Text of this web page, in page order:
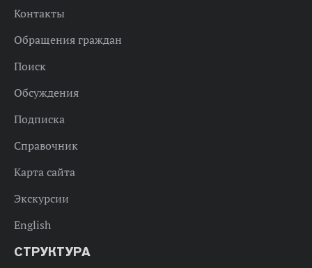
Контакты
Обращения граждан
Поиск
Обсуждения
Подписка
Справочник
Карта сайта
Экскурсии
English
СТРУКТУРА